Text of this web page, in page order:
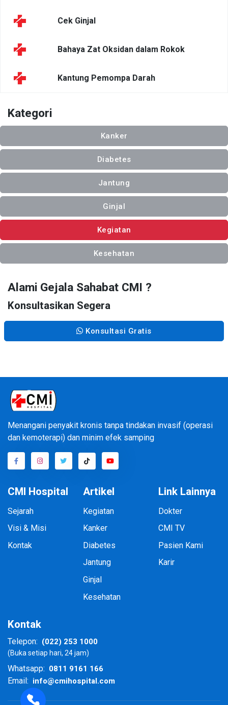
Cek Ginjal
Bahaya Zat Oksidan dalam Rokok
Kantung Pemompa Darah
Kategori
Kanker
Diabetes
Jantung
Ginjal
Kegiatan
Kesehatan
Alami Gejala Sahabat CMI ?
Konsultasikan Segera
Konsultasi Gratis
Menangani penyakit kronis tanpa tindakan invasif (operasi
dan kemoterapi) dan minim efek samping
CMI Hospital
Sejarah
Visi & Misi
Kontak
Artikel
Kegiatan
Kanker
Diabetes
Jantung
Ginjal
Kesehatan
Link Lainnya
Dokter
CMI TV
Pasien Kami
Karir
Kontak
Telepon: (022) 253 1000
(Buka setiap hari, 24 jam)
Whatsapp: 0811 9161 166
Email: info@cmihospital.com